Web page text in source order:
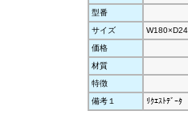
型番
サイズ
価格
材質
特徴
備考１
ﾘｸｴｽﾄﾃﾞｰﾀ